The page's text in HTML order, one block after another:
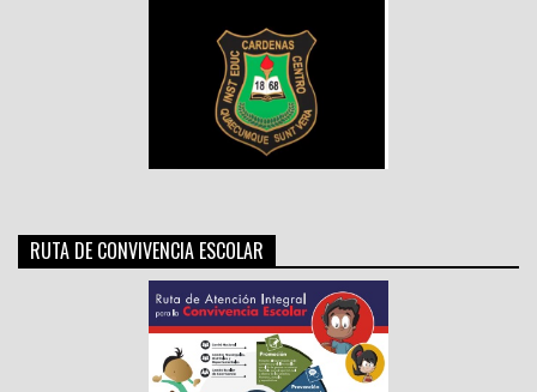
RUTA DE CONVIVENCIA ESCOLAR